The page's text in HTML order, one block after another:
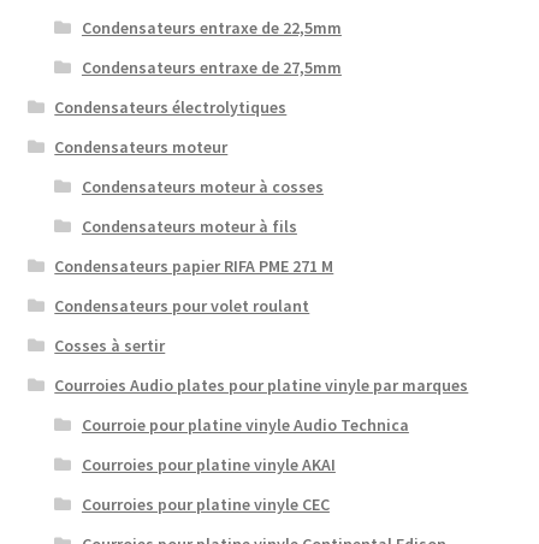
Condensateurs entraxe de 22,5mm
Condensateurs entraxe de 27,5mm
Condensateurs électrolytiques
Condensateurs moteur
Condensateurs moteur à cosses
Condensateurs moteur à fils
Condensateurs papier RIFA PME 271 M
Condensateurs pour volet roulant
Cosses à sertir
Courroies Audio plates pour platine vinyle par marques
Courroie pour platine vinyle Audio Technica
Courroies pour platine vinyle AKAI
Courroies pour platine vinyle CEC